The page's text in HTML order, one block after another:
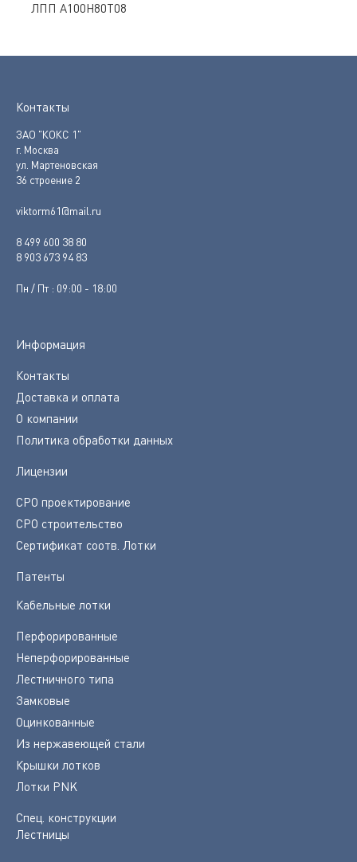
ЛПП A100Н80Т08
Контакты
ЗАО "КОКС 1"
г. Москва
ул. Мартеновская
36 строение 2
viktorm61@mail.ru
8 499 600 38 80
8 903 673 94 83
Пн / Пт : 09:00 - 18:00
Информация
Контакты
Доставка и оплата
О компании
Политика обработки данных
Лицензии
СРО проектирование
СРО строительство
Сертификат соотв. Лотки
Патенты
Кабельные лотки
Перфорированные
Неперфорированные
Лестничного типа
Замковые
Оцинкованные
Из нержавеющей стали
Крышки лотков
Лотки PNK
Спец. конструкции
Лестницы